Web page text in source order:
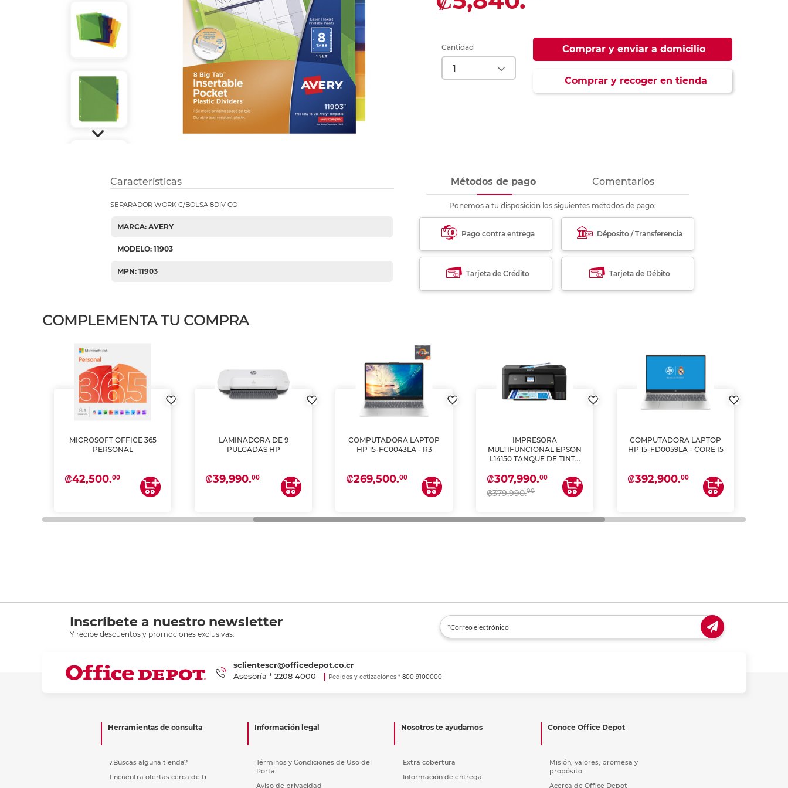
Ver más
Ver más
Ver más
Etiquetas inkjet y láser
Refuerzos para carpeta
Ver más
Ver más
Ver más
Ver más
Cantidad Comprar y enviar a domicilio
Comprar y recoger en tienda
Características
SEPARADOR WORK C/BOLSA 8DIV CO
MARCA: AVERY
MODELO: 11903
MPN: 11903
Métodos de pago Comentarios
Ponemos a tu disposición los siguientes métodos de pago:
Pago contra entrega Déposito / Transferencia
Tarjeta de Crédito Tarjeta de Débito
COMPLEMENTA TU COMPRA
MICROSOFT OFFICE 365
PERSONAL
₡42,500.00
LAMINADORA DE 9
PULGADAS HP
₡39,990.00
COMPUTADORA LAPTOP
HP 15-FC0043LA - R3
₡269,500.00
IMPRESORA
MULTIFUNCIONAL EPSON
L14150 TANQUE DE TINTA
ESCANEA)
₡307,990.00
₡379,990.00
COMPUTADORA LAPTOP
HP 15-FD0059LA - CORE I5
₡392,900.00
Inscríbete a nuestro newsletter
Y recibe descuentos y promociones exclusivas.
sclientescr@officedepot.co.cr
Asesoría * 2208 4000 Pedidos y cotizaciones * 800 9100000
Herramientas de consulta
¿Buscas alguna tienda?
Encuentra ofertas cerca de ti
Información legal
Términos y Condiciones de Uso del
Portal
Aviso de privacidad
Nosotros te ayudamos
Extra cobertura
Información de entrega
Conoce Office Depot
Misión, valores, promesa y
propósito
Acerca de Office Depot